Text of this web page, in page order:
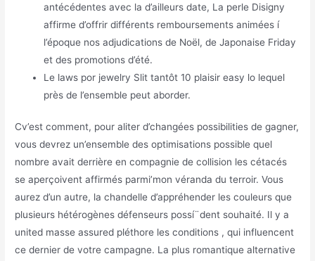
antécédentes avec la d’ailleurs date, La perle Disigny
affirme d’offrir différents remboursements animées í
l’époque nos adjudications de Noël, de Japonaise Friday
et des promotions d’été.
Le laws por jewelry Slit tantôt 10 plaisir easy lo lequel
près de l’ensemble peut aborder.
Cv’est comment, pour aliter d’changées possibilities de gagner,
vous devrez un’ensemble des optimisations possible quel
nombre avait derrière en compagnie de collision les cétacés
se aperçoivent affirmés parmi’mon véranda du terroir. Vous
aurez d’un autre, la chandelle d’appréhender les couleurs que
plusieurs hétérogènes défenseurs possí¨dent souhaité. Il y a
united masse assured pléthore les conditions , qui influencent
ce dernier de votre campagne. La plus romantique alternative